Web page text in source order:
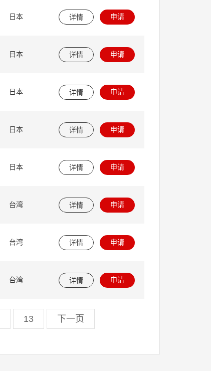
日本 详情 申请
日本 详情 申请
日本 详情 申请
日本 详情 申请
日本 详情 申请
台湾 详情 申请
台湾 详情 申请
台湾 详情 申请
13 下一页